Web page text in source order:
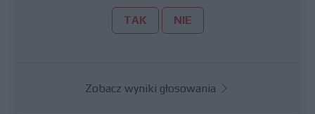
TAK NIE
Zobacz wyniki głosowania